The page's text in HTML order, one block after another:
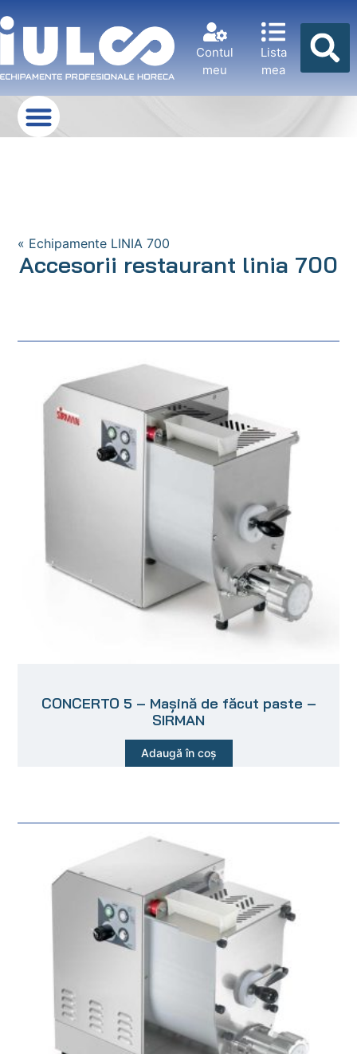
Contul
meu
Lista
mea
« Echipamente LINIA 700
Accesorii restaurant linia 700
CONCERTO 5 – Mașină de făcut paste –
SIRMAN
Adaugă în coș